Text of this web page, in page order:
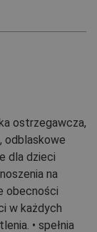
ostrzegawcza,
odblaskowe
dla dzieci
na
obecności
w każdych
• spełnia